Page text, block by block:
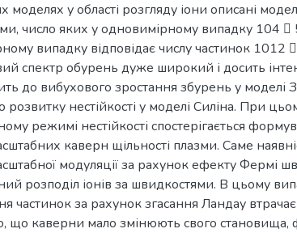
моделях у області розгляду іони описані
число яких у одновимірному випадку 104
випадку відповідає числу частинок 1012
спектр обурень дуже широкий і досить
до вибухового зростання збурень у моделі
розвитку нестійкості у моделі Силіна. При
режимі нестійкості спостерігається
каверн щільності плазми. Саме
модуляції за рахунок ефекту Фермі
розподіл іонів за швидкостями. В цьому
частинок за рахунок згасання Ландау
що каверни мало змінюють свого становища,